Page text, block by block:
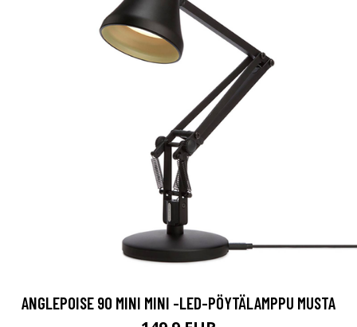
ANGLEPOISE 90 MINI MINI -LED-PÖYTÄLAMPPU MUSTA